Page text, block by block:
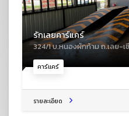
คาร์แคร์
รักเลยคาร์แคร์
324/1 บ.หนองผักก้าม ถ.เลย-เ
รายละเอียด